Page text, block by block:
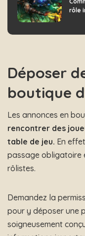
rôle
Déposer
boutique
Les annonces en
rencontrer des
table de jeu. En
passage obligatoire
rôlistes.
Demandez la
pour y déposer une
soigneusement